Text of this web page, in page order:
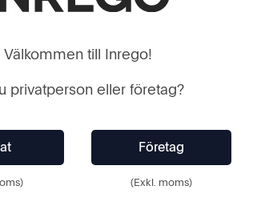
Webshop
Kundtjänst
Kontaktformulär
Ångra köp
Välkommen till Inrego!
privatperson eller företag?
(Exkl. moms)